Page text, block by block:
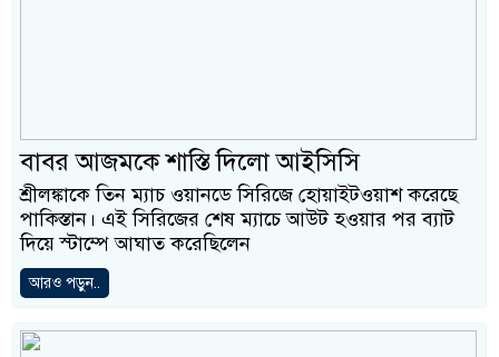
বাবর আজমকে শাস্তি দিলো আইসিসি
শ্রীলঙ্কাকে তিন ম্যাচ ওয়ানডে সিরিজে হোয়াইটওয়াশ করেছে
পাকিস্তান। এই সিরিজের শেষ ম্যাচে আউট হওয়ার পর ব্যাট
দিয়ে স্টাম্পে আঘাত করেছিলেন
আরও পড়ুন..